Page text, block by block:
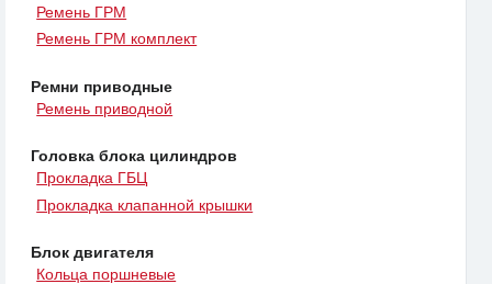
Ремень ГРМ
Ремень ГРМ комплект
Ремни приводные
Ремень приводной
Головка блока цилиндров
Прокладка ГБЦ
Прокладка клапанной крышки
Блок двигателя
Кольца поршневые